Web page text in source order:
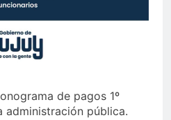
de pagos 1º
administración pública.